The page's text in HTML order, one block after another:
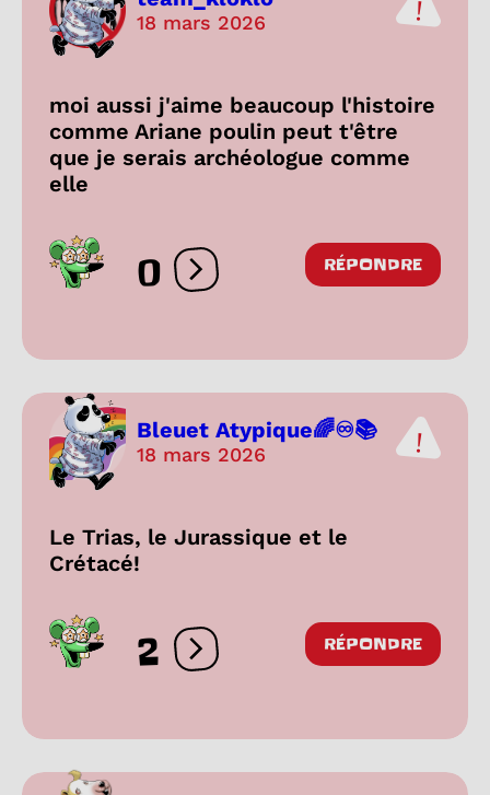
18 mars 2026
moi aussi j'aime beaucoup l'histoire
comme Ariane poulin peut t'être
que je serais archéologue comme
elle
0 Ouvrir les réactions
RÉPONDRE
Bleuet Atypique🌈♾️📚
18 mars 2026
Le Trias, le Jurassique et le
Crétacé!
2 Ouvrir les réactions
RÉPONDRE